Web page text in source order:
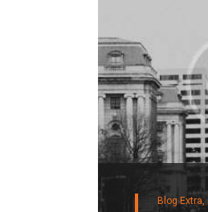
Blog Extra,